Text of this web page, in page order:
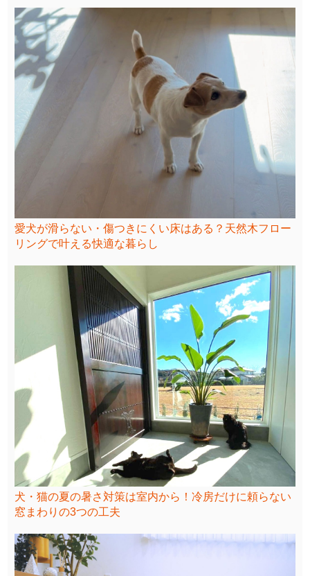
愛犬が滑らない・傷つきにくい床はある？天然木フロー
リングで叶える快適な暮らし
犬・猫の夏の暑さ対策は室内から！冷房だけに頼らない
窓まわりの3つの工夫